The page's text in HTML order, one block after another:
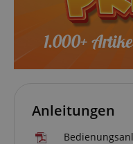
Anleitungen